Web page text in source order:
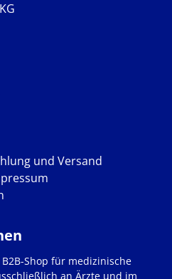
und Versand
Shop für medizinische
an Ärzte und im